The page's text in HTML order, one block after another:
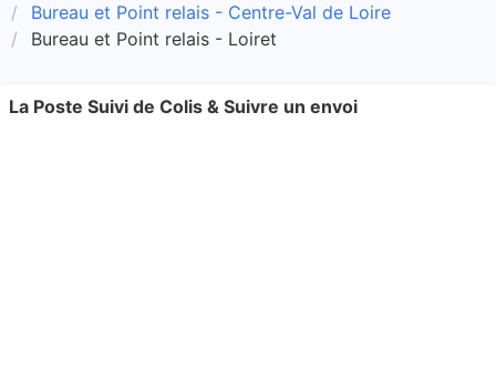
Bureau et Point relais - Centre-Val de Loire
Bureau et Point relais - Loiret
La Poste Suivi de Colis & Suivre un envoi